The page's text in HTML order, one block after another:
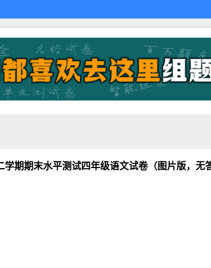
期期末水平测试四年级语文试卷（图片版，无